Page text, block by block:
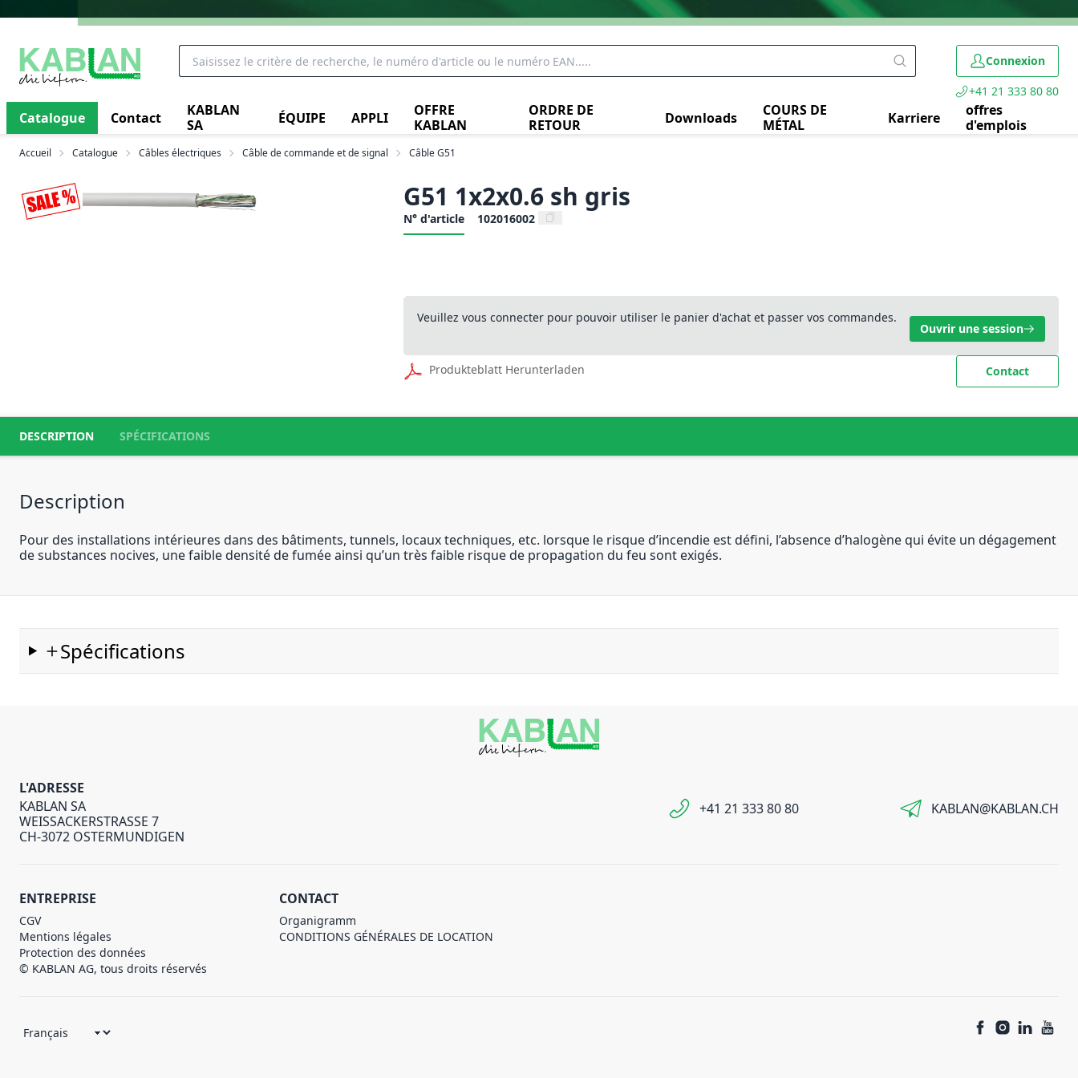
Connexion
+41 21 333 80 80
Catalogue Contact
KABLAN
SA
ÉQUIPE APPLI
OFFRE
KABLAN
ORDRE DE
RETOUR
Downloads
COURS DE
MÉTAL
Karriere
offres
d'emplois
Accueil Catalogue Câbles électriques Câble de commande et de signal Câble G51
G51 1x2x0.6 sh gris
N° d'article 102016002
Veuillez vous connecter pour pouvoir utiliser le panier d'achat et passer vos commandes.
Ouvrir une session
Produkteblatt Herunterladen Contact
DESCRIPTION SPÉCIFICATIONS
Description
Pour des installations intérieures dans des bâtiments, tunnels, locaux techniques, etc. lorsque le risque d’incendie est défini, l’absence d’halogène qui évite un dégagement
de substances nocives, une faible densité de fumée ainsi qu’un très faible risque de propagation du feu sont exigés.
Spécifications
L'ADRESSE
KABLAN SA
WEISSACKERSTRASSE 7
CH-3072 OSTERMUNDIGEN
+41 21 333 80 80 KABLAN@KABLAN.CH
ENTREPRISE
CGV
Mentions légales
Protection des données
© KABLAN AG, tous droits réservés
CONTACT
Organigramm
CONDITIONS GÉNÉRALES DE LOCATION